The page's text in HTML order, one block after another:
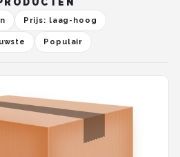
Prijs: laag-hoog
Populair